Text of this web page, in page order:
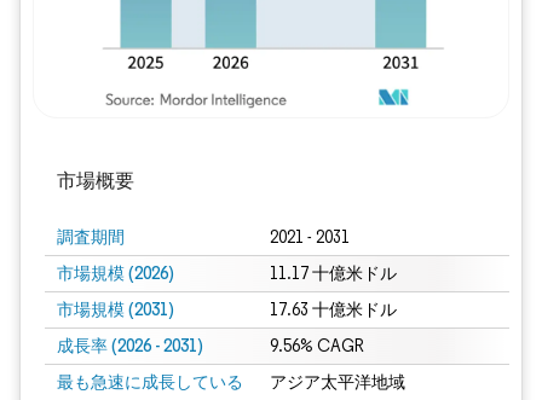
市場概要
調査期間 2021 - 2031
市場規模 (2026) 11.17 十億米ドル
市場規模 (2031) 17.63 十億米ドル
成長率 (2026 - 2031) 9.56% CAGR
最も急速に成長している
アジア太平洋地域